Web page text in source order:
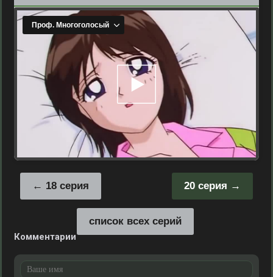
20 серия
18 серия
список всех серий
Комментарии